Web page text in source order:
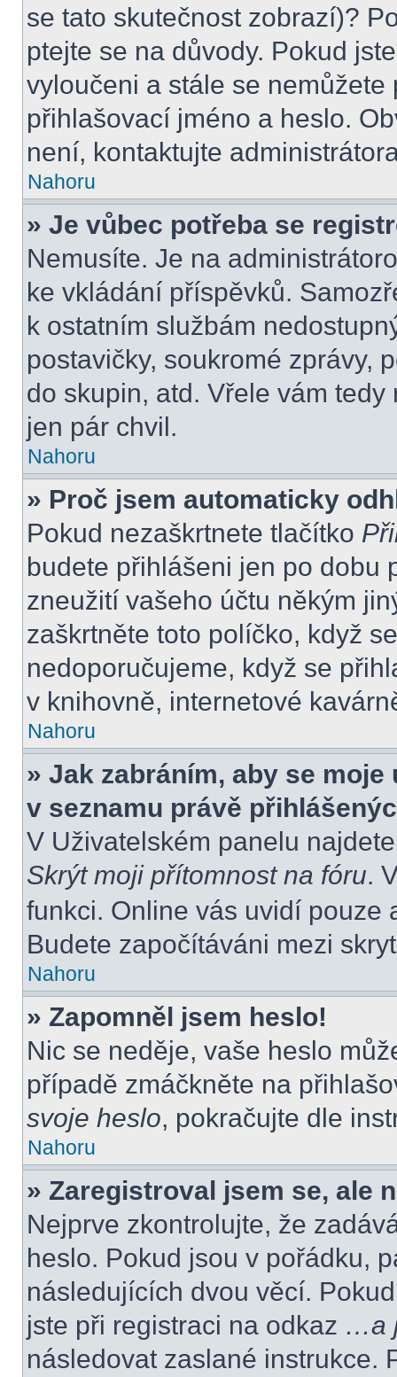
se tato skutečnost zobrazí)?
ptejte se na důvody. Pokud
vyloučeni a stále se
přihlašovací jméno a heslo.
není, kontaktujte
Nahoru
» Je vůbec potřeba se
Nemusíte. Je na
ke vkládání příspěvků.
k ostatním službám
postavičky, soukromé zprávy,
do skupin, atd. Vřele vám
jen pár chvil.
Nahoru
» Proč jsem automaticky
Pokud nezaškrtnete tlačítko
budete přihlášeni jen po dobu
zneužití vašeho účtu někým
zaškrtněte toto políčko, když
nedoporučujeme, když se
v knihovně, internetové
Nahoru
» Jak zabráním, aby se
v seznamu právě
V Uživatelském panelu
Skrýt moji přítomnost na fóru.
funkci. Online vás uvidí pouze
Budete započítáváni mezi
Nahoru
» Zapomněl jsem heslo!
Nic se neděje, vaše heslo
případě zmáčkněte na
svoje heslo, pokračujte dle
Nahoru
» Zaregistroval jsem se, ale
Nejprve zkontrolujte, že
heslo. Pokud jsou v pořádku,
následujících dvou věcí.
jste při registraci na odkaz …a
následovat zaslané instrukce.